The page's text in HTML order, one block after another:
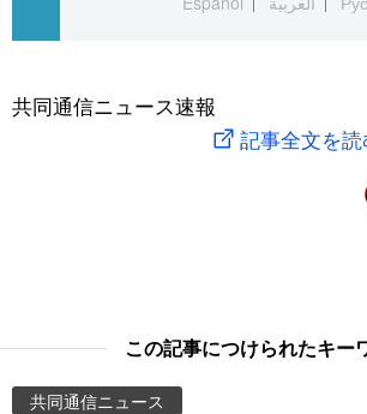
社会
旅と暮らし
科学・技術
暮らし
共同通信ニュース速報
記事全文を読
この記事につけられたキー
共同通信ニュース